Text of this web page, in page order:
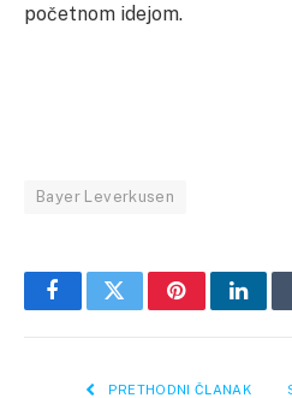
početnom idejom.
Bayer Leverkusen
FacebookTwitterPinterest
PRETHODNI ČLANAK